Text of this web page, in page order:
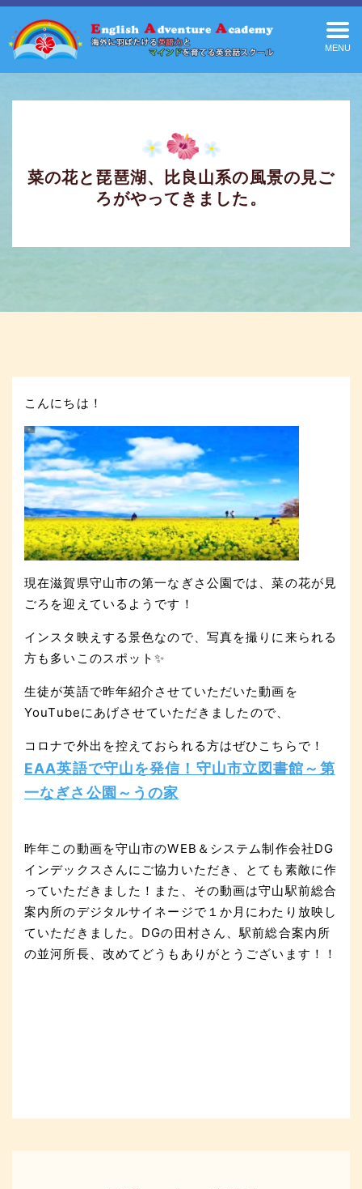
MENU
菜の花と琵琶湖、比良山系の風景の見ご
ろがやってきました。
こんにちは！
現在滋賀県守山市の第一なぎさ公園では、菜の花が見
ごろを迎えているようです！
インスタ映えする景色なので、写真を撮りに来られる
方も多いこのスポット✨
生徒が英語で昨年紹介させていただいた動画を
YouTubeにあげさせていただきましたので、
コロナで外出を控えておられる方はぜひこちらで！
EAA英語で守山を発信！守山市立図書館～第
一なぎさ公園～うの家
昨年この動画を守山市のWEB＆システム制作会社DG
インデックスさんにご協力いただき、とても素敵に作
っていただきました！また、その動画は守山駅前総合
案内所のデジタルサイネージで１か月にわたり放映し
ていただきました。DGの田村さん、駅前総合案内所
の並河所長、改めてどうもありがとうございます！！